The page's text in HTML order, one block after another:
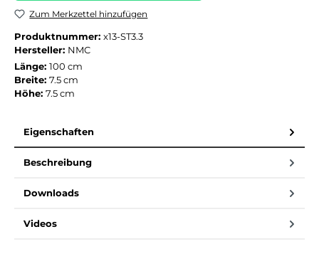
Zum Merkzettel hinzufügen
Produktnummer: x13-ST3.3
Hersteller: NMC
Länge: 100 cm
Breite: 7.5 cm
Höhe: 7.5 cm
Eigenschaften
Beschreibung
Downloads
Videos